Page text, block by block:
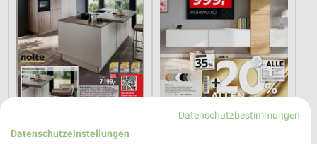
Küchentrends
37,3 km
Datenschutzbestimmungen
Datenschutzeinstellungen